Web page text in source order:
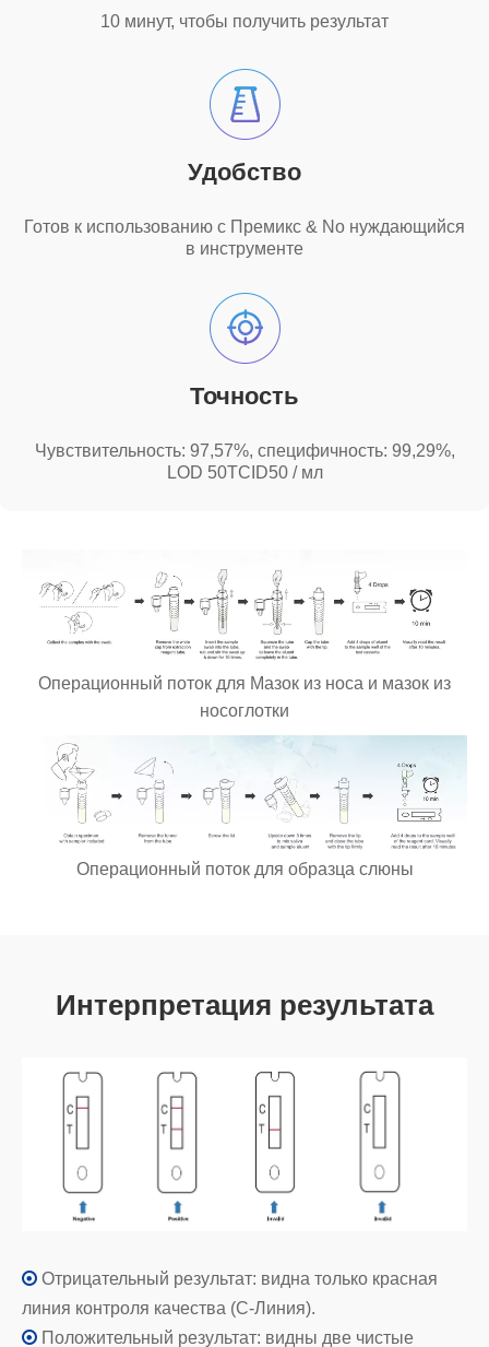
10 минут, чтобы получить результат
Удобство
Готов к использованию с Премикс & No нуждающийся
в инструменте
Точность
Чувствительность: 97,57%, специфичность: 99,29%,
LOD 50TCID50 / мл
Операционный поток для Мазок из носа и мазок из
носоглотки
Операционный поток для образца слюны
Интерпретация результата
 Отрицательный результат: видна только красная
линия контроля качества (C-Линия).
 Положительный результат: видны две чистые